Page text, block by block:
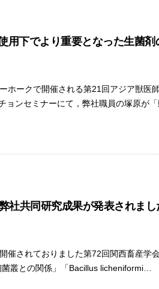
用下でより重要となった生菌
ホークで開催される第21回アジア獣医
ョンセミナーにて，弊社職員の塚原が「
社共同研究成果が発表されまし
催されておりました第72回関西畜産学
叢との関係」「Bacillus licheniformi…